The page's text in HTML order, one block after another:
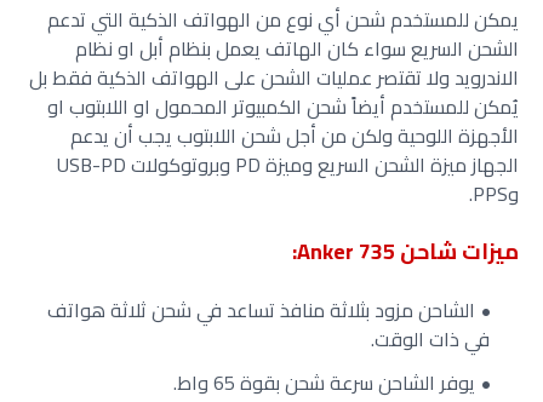
يمكن للمستخدم شحن أي نوع من الهواتف الذكية التي تدعم
الشحن السريع سواء كان الهاتف يعمل بنظام أبل او نظام
الاندرويد ولا تقتصر عمليات الشحن على الهواتف الذكية فقط بل
يُمكن للمستخدم أيضاً شحن الكمبيوتر المحمول او اللابتوب او
الأجهزة اللوحية ولكن من أجل شحن اللابتوب يجب أن يدعم
الجهاز ميزة الشحن السريع وميزة PD وبروتوكولات USB-PD
وPPS.
ميزات شاحن Anker 735:
الشاحن مزود بثلاثة منافذ تساعد في شحن ثلاثة هواتف
في ذات الوقت.
يوفر الشاحن سرعة شحن بقوة 65 واط.